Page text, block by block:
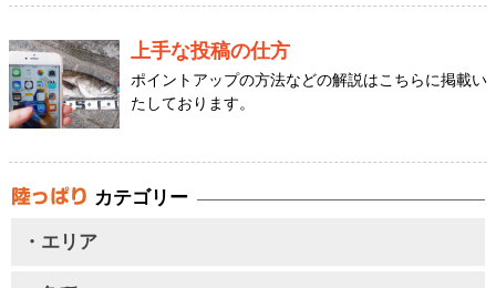
上手な投稿の仕方
ポイントアップの方法などの解説はこちらに掲載い
たしております。
カテゴリー
・エリア